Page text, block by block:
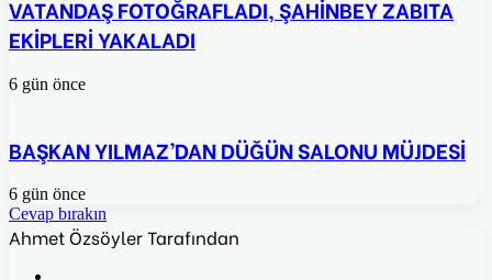
VATANDAŞ FOTOĞRAFLADI, ŞAHİNBEY ZABITA
EKİPLERİ YAKALADI
6 gün önce
BAŞKAN YILMAZ’DAN DÜĞÜN SALONU MÜJDESİ
6 gün önce
Cevap bırakın
Ahmet Özsöyler Tarafından